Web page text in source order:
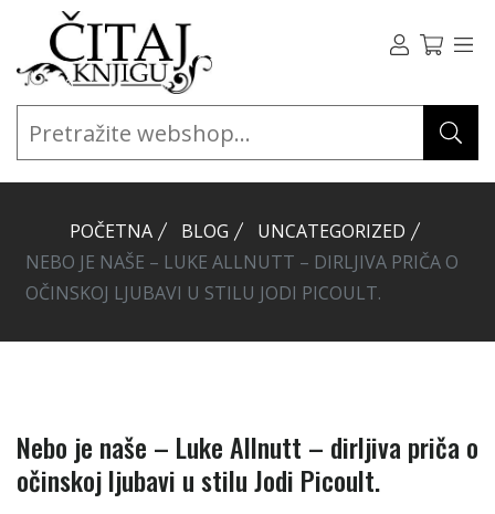
POČETNA BLOG
UNCATEGORIZED
NEBO JE NAŠE – LUKE ALLNUTT – DIRLJIVA PRIČA O
OČINSKOJ LJUBAVI U STILU JODI PICOULT.
Nebo je naše – Luke Allnutt – dirljiva priča o
očinskoj ljubavi u stilu Jodi Picoult.